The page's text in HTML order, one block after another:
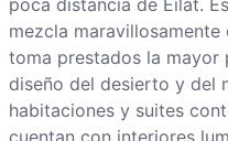
poca distancia de Eilat.
mezcla
toma prestados la mayor
diseño del desierto y del
habitaciones y suites